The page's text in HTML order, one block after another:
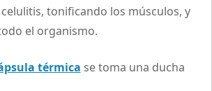
tonificando los músculos, y
el organismo.
térmica se toma una ducha